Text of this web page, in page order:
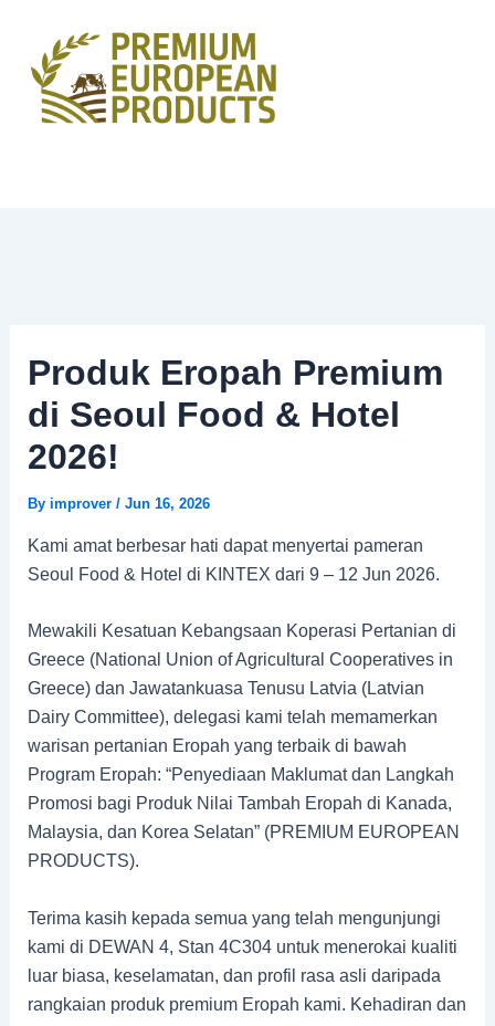
content
Produk Eropah Premium
di Seoul Food & Hotel
2026!
By improver / Jun 16, 2026
Kami amat berbesar hati dapat menyertai pameran
Seoul Food & Hotel di KINTEX dari 9 – 12 Jun 2026.
Mewakili Kesatuan Kebangsaan Koperasi Pertanian di
Greece (National Union of Agricultural Cooperatives in
Greece) dan Jawatankuasa Tenusu Latvia (Latvian
Dairy Committee), delegasi kami telah memamerkan
warisan pertanian Eropah yang terbaik di bawah
Program Eropah: “Penyediaan Maklumat dan Langkah
Promosi bagi Produk Nilai Tambah Eropah di Kanada,
Malaysia, dan Korea Selatan” (PREMIUM EUROPEAN
PRODUCTS).
Terima kasih kepada semua yang telah mengunjungi
kami di DEWAN 4, Stan 4C304 untuk menerokai kualiti
luar biasa, keselamatan, dan profil rasa asli daripada
rangkaian produk premium Eropah kami. Kehadiran dan